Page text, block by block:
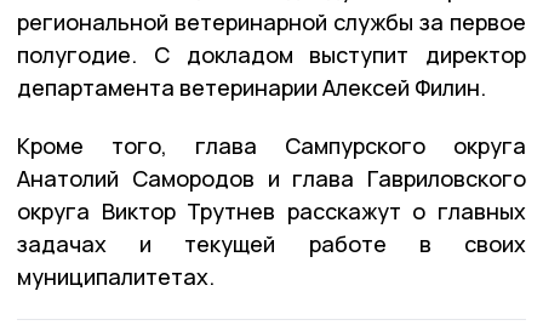
региональной ветеринарной службы за первое
полугодие. С докладом выступит директор
департамента ветеринарии Алексей Филин.
Кроме того, глава Сампурского округа
Анатолий Самородов и глава Гавриловского
округа Виктор Трутнев расскажут о главных
задачах и текущей работе в своих
муниципалитетах.